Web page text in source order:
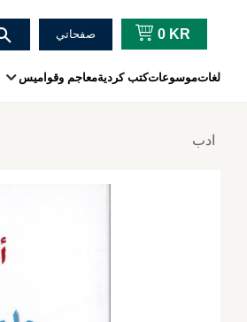
صفحاتي 0KR
معاجم وقواميسكتب كرديةموسوعاتلغات
ادب